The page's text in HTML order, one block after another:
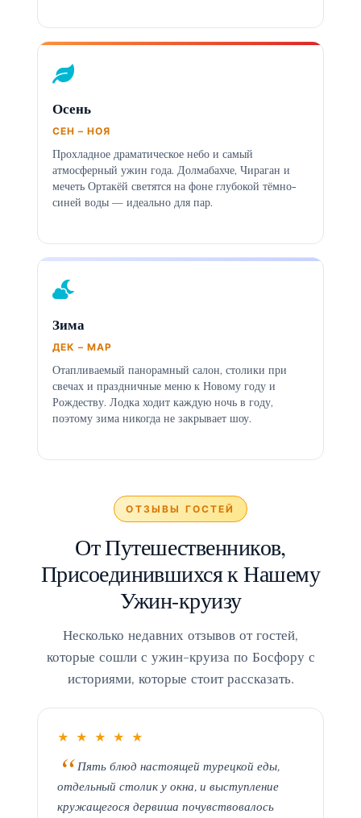
Осень
СЕН – НОЯ
Прохладное драматическое небо и самый
атмосферный ужин года. Долмабахче, Чираган и
мечеть Ортакёй светятся на фоне глубокой тёмно-
синей воды — идеально для пар.
Зима
ДЕК – МАР
Отапливаемый панорамный салон, столики при
свечах и праздничные меню к Новому году и
Рождеству. Лодка ходит каждую ночь в году,
поэтому зима никогда не закрывает шоу.
ОТЗЫВЫ ГОСТЕЙ
От Путешественников,
Присоединившихся к Нашему
Ужин-круизу
Несколько недавних отзывов от гостей,
которые сошли с ужин-круиза по Босфору с
историями, которые стоит рассказать.
★ ★ ★ ★ ★
Пять блюд настоящей турецкой еды,
отдельный столик у окна, и выступление
кружащегося дервиша почувствовалось